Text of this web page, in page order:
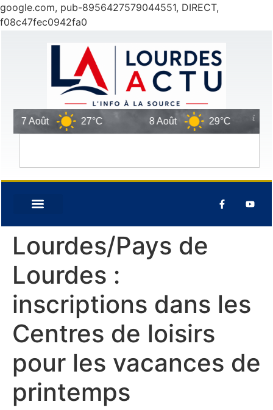
google.com, pub-8956427579044551, DIRECT,
f08c47fec0942fa0
7 Août 27°C 8 Août 29°C
Lourdes/Pays de
Lourdes :
inscriptions dans les
Centres de loisirs
pour les vacances de
printemps